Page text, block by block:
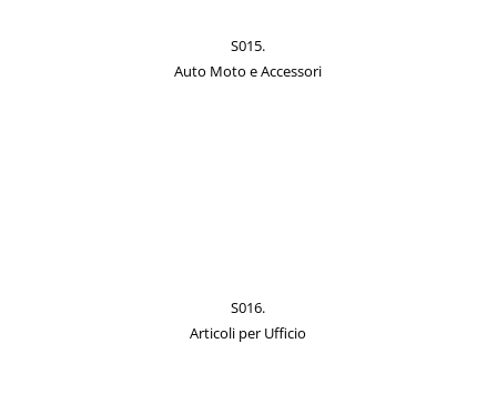
S015.
Auto Moto e Accessori
S016.
Articoli per Ufficio